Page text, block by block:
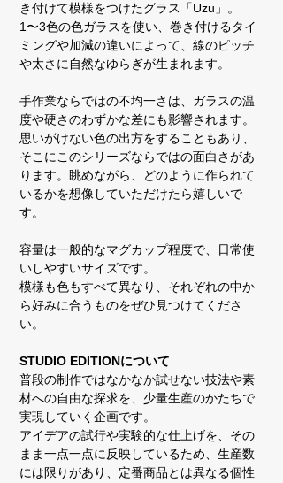
き付けて模様をつけたグラス「Uzu」。
1〜3色の色ガラスを使い、巻き付けるタイ
ミングや加減の違いによって、線のピッチ
や太さに自然なゆらぎが生まれます。
手作業ならではの不均一さは、ガラスの温
度や硬さのわずかな差にも影響されます。
思いがけない色の出方をすることもあり、
そこにこのシリーズならではの面白さがあ
ります。眺めながら、どのように作られて
いるかを想像していただけたら嬉しいで
す。
容量は一般的なマグカップ程度で、日常使
いしやすいサイズです。
模様も色もすべて異なり、それぞれの中か
ら好みに合うものをぜひ見つけてくださ
い。
STUDIO EDITIONについて
普段の制作ではなかなか試せない技法や素
材への自由な探求を、少量生産のかたちで
実現していく企画です。
アイデアの試行や実験的な仕上げを、その
まま一点一点に反映しているため、生産数
には限りがあり、定番商品とは異なる個性